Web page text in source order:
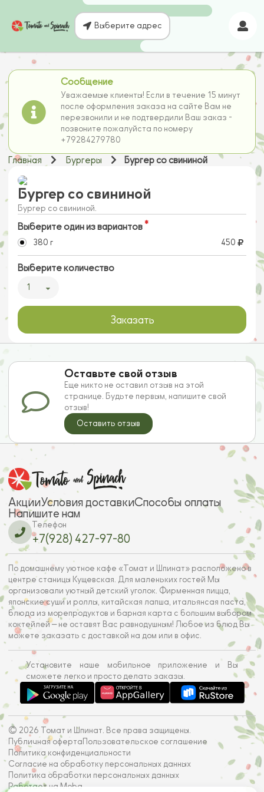
Выберите адрес
Сообщение
Уважаемые клиенты! Если в течение 15 минут
после оформления заказа на сайте Вам не
перезвонили и не подтвердили Ваш заказ -
позвоните пожалуйста по номеру
+79284279780
Главная Бургеры Бургер со свининой
Бургер со свининой
Бургер со свининой.
Выберите один из вариантов
380 г 450
Выберите количество
1
Заказать
Оставьте свой отзыв
Еще никто не оставил отзыв на этой
странице. Будьте первым, напишите свой
отзыв!
Оставить отзыв
АкцииУсловия доставкиСпособы оплаты
Напишите нам
Телефон
+7(928) 427-97-80
По домашнему уютное кафе «Томат и Шпинат» расположено в
центре станицы Кущевская. Для маленьких гостей Мы
организовали уютный детский уголок. Фирменная пицца,
японские суши и роллы, китайская лапша, итальянсая паста,
блюда из морепродуктов и барная карта с большим выбором
коктейлей — не оставят Вас равнодушным! Любое из блюд Вы
можете заказать с доставкой на дом или в офис.
Установите наше мобильное приложение и Вы
сможете легко и просто делать заказы.
© 2026 Томат и Шпинат. Все права защищены.
Публичная оферта Пользовательское соглашение
Политика конфиденциальности
Согласие на обработку персональных данных
Политика обработки персональных данных
Работает на Moba